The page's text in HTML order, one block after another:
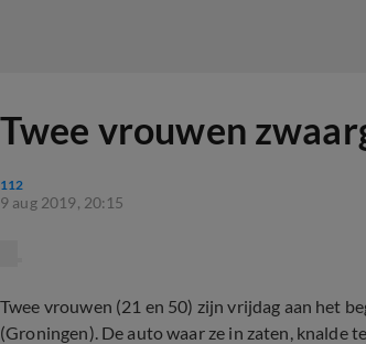
Twee vrouwen
112
9 aug 2019, 20:15
Twee vrouwen (21 en 50) zijn vrijdag aan het
(Groningen). De auto waar ze in zaten, knalde